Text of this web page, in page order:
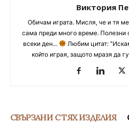
Виктория
Обичам играта. Мисля, че и тя
сама преди много време. Полезни
всеки ден...
Любим цитат:
който играя, защото мразя да
СВЪРЗАНИ С ТЯХ ИЗДЕЛИЯ